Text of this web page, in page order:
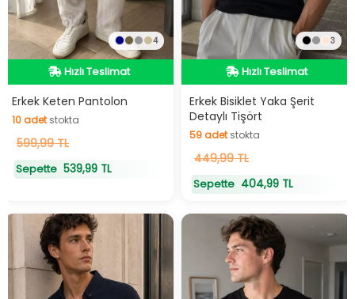
4
Hızlı Teslimat
Hızlı Teslimat
Erkek Keten Pantolon
10adetstokta
10adetstokta
599,99 TL
Sepette 539,99 TL
3
Hızlı Teslimat
Hızlı Teslimat
Erkek Bisiklet Yaka Şerit
Detaylı Tişört
59adetstokta
59adetstokta
449,99 TL
Sepette 404,99 TL